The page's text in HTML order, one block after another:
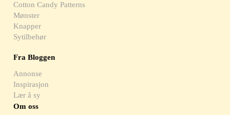
Cotton Candy Patterns
Mønster
Knapper
Sytilbehør
Fra Bloggen
Annonse
Inspirasjon
Lær å sy
Om oss